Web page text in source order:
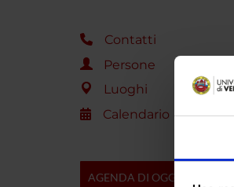
Contatti
Persone
Luoghi
Calendario
AGENDA DI OGGI